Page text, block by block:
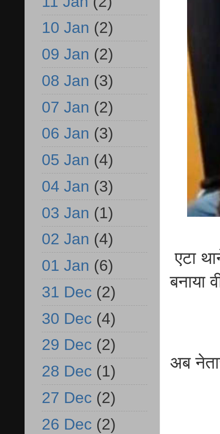
एटा
बनाया
अब
10 Jan (2)
09 Jan (2)
08 Jan (3)
07 Jan (2)
06 Jan (3)
05 Jan (4)
04 Jan (3)
03 Jan (1)
02 Jan (4)
01 Jan (6)
31 Dec (2)
30 Dec (4)
29 Dec (2)
28 Dec (1)
27 Dec (2)
26 Dec (2)